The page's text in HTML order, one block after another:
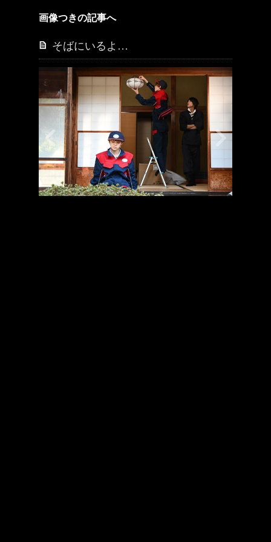
画像つきの記事へ
そばにいるよ…